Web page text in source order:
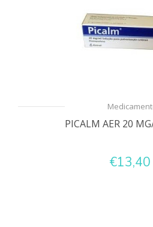
PICALM AER 20
€13,40